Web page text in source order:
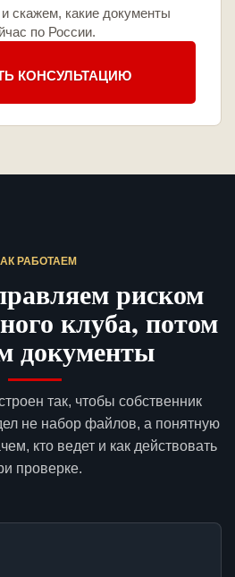
скажем, какие документы
по России.
КОНСУЛЬТАЦИЮ
РАБОТАЕМ
риском
клуба, потом
документы
так, чтобы собственник
не набор файлов, а понятную
кто ведет и как действовать
проверке.